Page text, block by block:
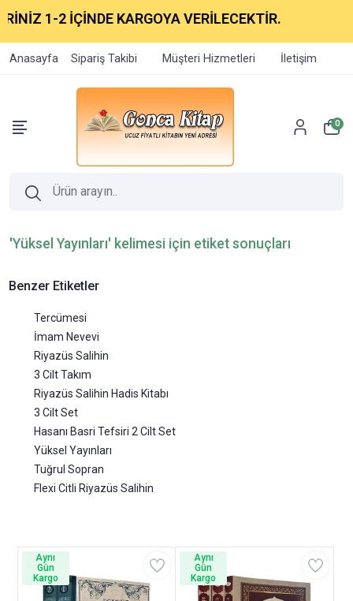
1-2 İÇİNDE KARGOYA VERİLECEKTİR.
Anasayfa Sipariş Takibi Müşteri Hizmetleri İletişim
0
'Yüksel Yayınları' kelimesi için etiket sonuçları
Benzer Etiketler
Tercümesi
İmam Nevevi
Riyazüs Salihin
3 Cilt Takım
Riyazüs Salihin Hadis Kitabı
3 Cilt Set
Hasanı Basri Tefsiri 2 Cilt Set
Yüksel Yayınları
Tuğrul Sopran
Flexi Citli Riyazüs Salihin
Aynı
Gün
Kargo
Aynı
Gün
Kargo